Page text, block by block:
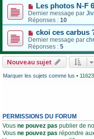
Les photos N-F
Dernier message par
Réponses : 10
ckoi ces carbus
Dernier message par
Réponses : 5
Nouveau sujet
Marquer les sujets comme lus •
PERMISSIONS DU FORUM
Vous ne pouvez pas publier de
Vous ne pouvez pas répondre